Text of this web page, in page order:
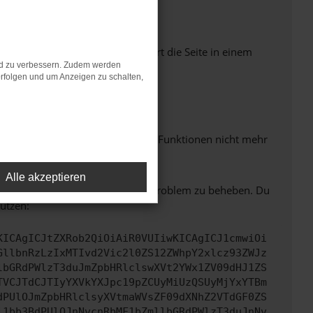
Seiten verhindern. Funktioniert die Seite in einem
dazu führen, dass bestimmte Funktionen nicht mehr
Wir werden versuchen, das Problem zu beheben. Du
zu verbessern. Zudem werden
und um Anzeigen zu schalten,
Alle akzeptieren